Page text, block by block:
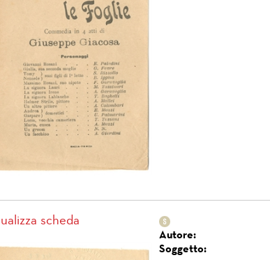
scheda
Autore:
Soggetto: